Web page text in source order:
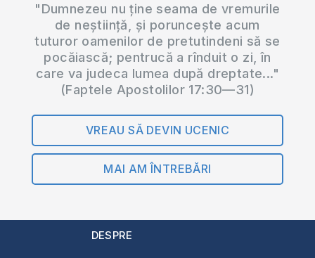
"Dumnezeu nu ține seama de vremurile
de neștiință, și poruncește acum
tuturor oamenilor de pretutindeni să se
pocăiască; pentrucă a rînduit o zi, în
care va judeca lumea după dreptate..."
(Faptele Apostolilor 17:30—31)
VREAU SĂ DEVIN UCENIC
MAI AM ÎNTREBĂRI
DESPRE